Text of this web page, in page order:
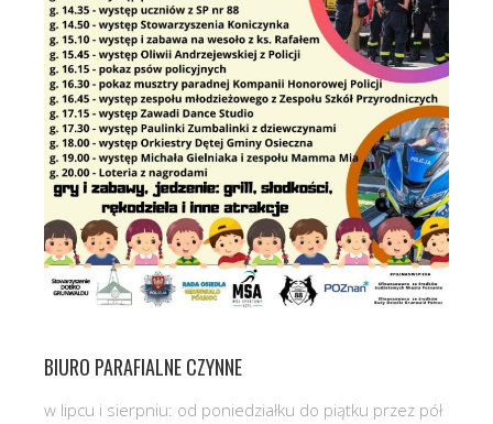
BIURO PARAFIALNE CZYNNE
w lipcu i sierpniu: od poniedziałku do piątku przez pół